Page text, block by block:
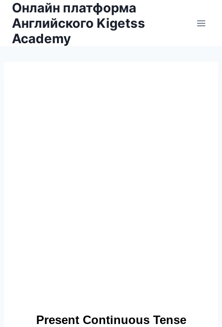
Онлайн платформа
Английского Kigetss
Academy
Present Continuous Tense